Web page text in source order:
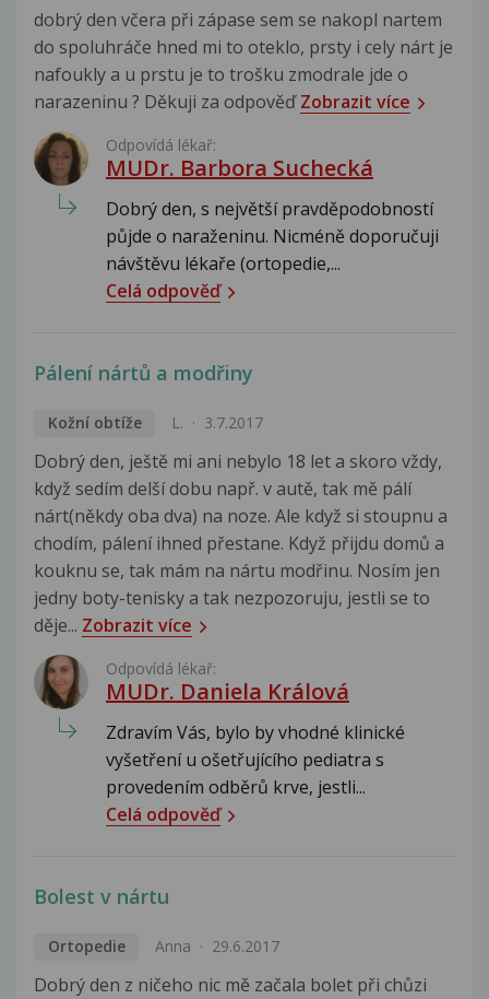
dobrý den včera při zápase sem se nakopl nartem
do spoluhráče hned mi to oteklo, prsty i cely nárt je
nafoukly a u prstu je to trošku zmodrale jde o
narazeninu ? Děkuji za odpověďZobrazit více
Odpovídá lékař:
MUDr. Barbora Suchecká
Dobrý den, s největší pravděpodobností
půjde o naraženinu. Nicméně doporučuji
návštěvu lékaře (ortopedie,...
Celá odpověď
Pálení nártů a modřiny
Kožní obtíže L. 3.7.2017
Dobrý den, ještě mi ani nebylo 18 let a skoro vždy,
když sedím delší dobu např. v autě, tak mě pálí
nárt(někdy oba dva) na noze. Ale když si stoupnu a
chodím, pálení ihned přestane. Když přijdu domů a
kouknu se, tak mám na nártu modřinu. Nosím jen
jedny boty-tenisky a tak nezpozoruju, jestli se to
děje... Zobrazit více
Odpovídá lékař:
MUDr. Daniela Králová
Zdravím Vás, bylo by vhodné klinické
vyšetření u ošetřujícího pediatra s
provedením odběrů krve, jestli...
Celá odpověď
Bolest v nártu
Ortopedie Anna 29.6.2017
Dobrý den z ničeho nic mě začala bolet při chůzi